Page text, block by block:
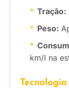
Tração:
Peso:
km/l na
Tecnologia